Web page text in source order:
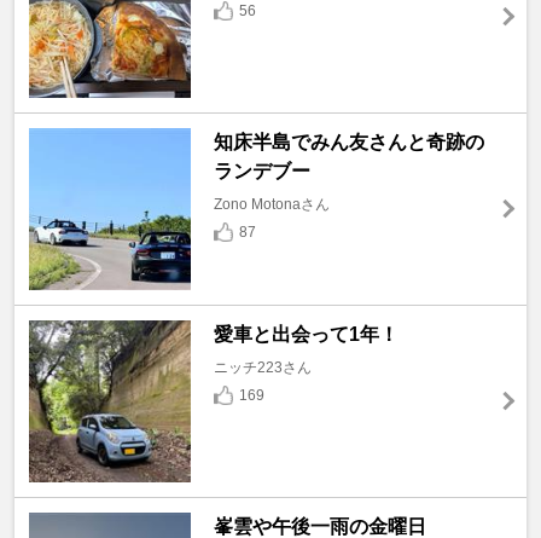
56
知床半島でみん友さんと奇跡の
ランデブー
Zono Motonaさん
87
愛車と出会って1年！
ニッチ223さん
169
峯雲や午後一雨の金曜日